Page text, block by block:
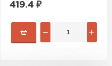
419.4 ₽